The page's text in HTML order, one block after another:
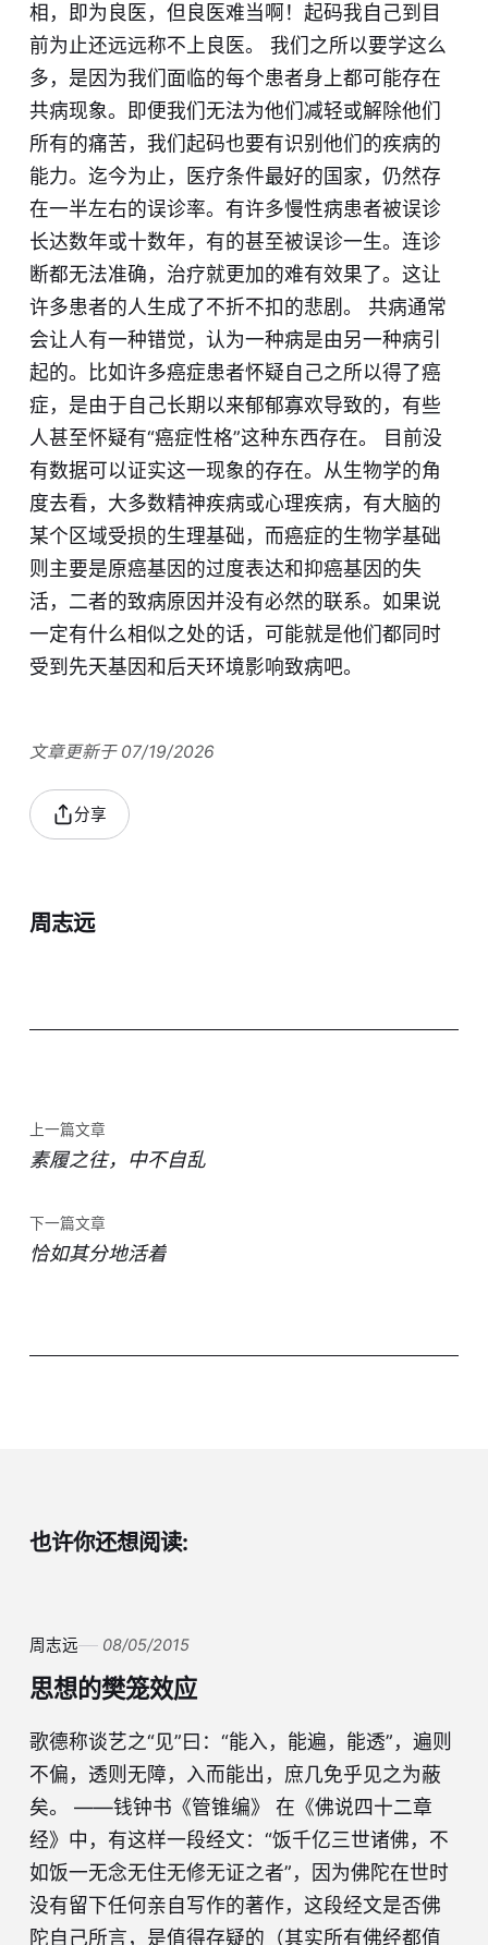
相，即为良医，但良医难当啊！起码我自己到目
前为止还远远称不上良医。 我们之所以要学这么
多，是因为我们面临的每个患者身上都可能存在
共病现象。即便我们无法为他们减轻或解除他们
所有的痛苦，我们起码也要有识别他们的疾病的
能力。迄今为止，医疗条件最好的国家，仍然存
在一半左右的误诊率。有许多慢性病患者被误诊
长达数年或十数年，有的甚至被误诊一生。连诊
断都无法准确，治疗就更加的难有效果了。这让
许多患者的人生成了不折不扣的悲剧。 共病通常
会让人有一种错觉，认为一种病是由另一种病引
起的。比如许多癌症患者怀疑自己之所以得了癌
症，是由于自己长期以来郁郁寡欢导致的，有些
人甚至怀疑有“癌症性格”这种东西存在。 目前没
有数据可以证实这一现象的存在。从生物学的角
度去看，大多数精神疾病或心理疾病，有大脑的
某个区域受损的生理基础，而癌症的生物学基础
则主要是原癌基因的过度表达和抑癌基因的失
活，二者的致病原因并没有必然的联系。如果说
一定有什么相似之处的话，可能就是他们都同时
受到先天基因和后天环境影响致病吧。
文章更新于 07/19/2026
分享
周志远
上一篇文章
素履之往，中不自乱
下一篇文章
恰如其分地活着
也许你还想阅读:
周志远 08/05/2015
思想的樊笼效应
歌德称谈艺之“见”曰：“能入，能遍，能透”，遍则
不偏，透则无障，入而能出，庶几免乎见之为蔽
矣。 ——钱钟书《管锥编》 在《佛说四十二章
经》中，有这样一段经文：“饭千亿三世诸佛，不
如饭一无念无住无修无证之者”，因为佛陀在世时
没有留下任何亲自写作的著作，这段经文是否佛
陀自己所言，是值得存疑的（其实所有佛经都值